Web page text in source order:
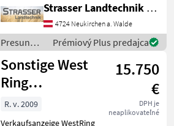
Strasser Landtechnik GmbH
4724 Neukirchen a. Walde
Presun
materiálu
/ Auer
Prémiový Plus predajca
Sonstige West
Ring
CHK300/75S
15.750
€
DPH je
neaplikovateľné
R. v. 2009
Verkaufsanzeige WestRing